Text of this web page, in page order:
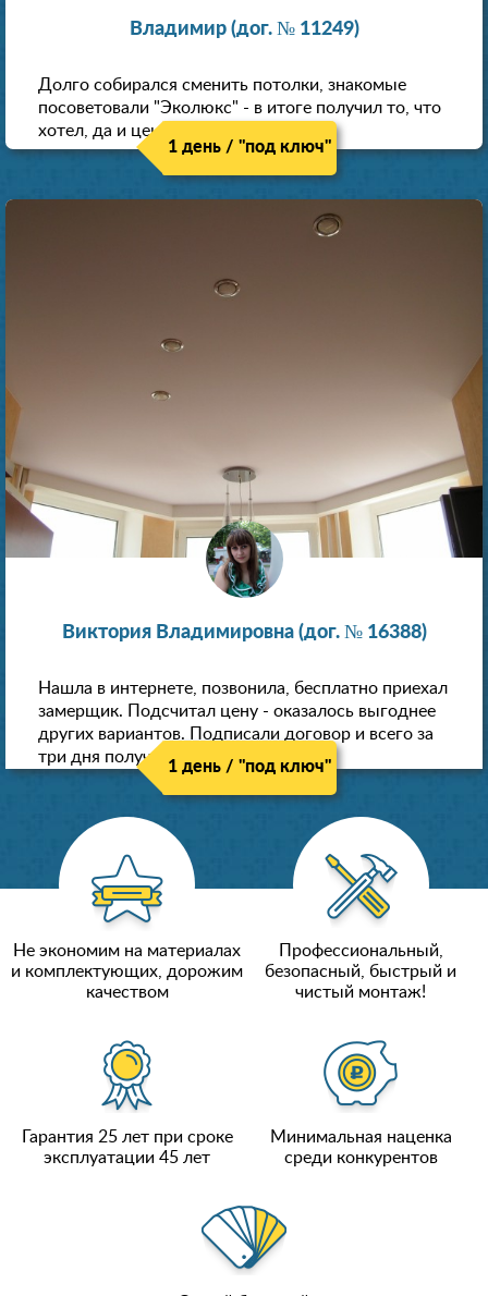
Владимир (дог. № 11249)
Долго собирался сменить потолки, знакомые
посоветовали "Эколюкс" - в итоге получил то, что
хотел, да и цена нормальная.
1 день / "под ключ"
Виктория Владимировна (дог. № 16388)
Нашла в интернете, позвонила, бесплатно приехал
замерщик. Подсчитал цену - оказалось выгоднее
других вариантов. Подписали договор и всего за
три дня получили новые потолки!
1 день / "под ключ"
Не экономим на материалах
и комплектующих, дорожим
качеством
Профессиональный,
безопасный, быстрый и
чистый монтаж!
Гарантия 25 лет при сроке
эксплуатации 45 лет
Минимальная наценка
среди конкурентов